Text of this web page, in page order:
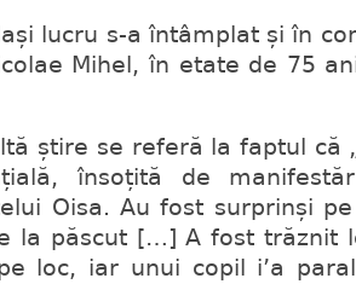
s-a întâmplat și în
Mihel, în etate de 75
se referă la faptul că
însoțită de
Oisa. Au fost surprinși
la păscut […] A fost trăznit
loc, iar unui copil i’a